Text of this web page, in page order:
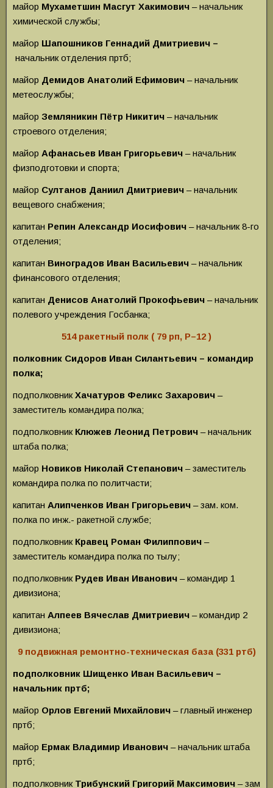
майор Мухаметшин Масгут Хакимович – начальник
химической службы;
майор Шапошников Геннадий Дмитриевич –
начальник отделения пртб;
майор Демидов Анатолий Ефимович – начальник
метеослужбы;
майор Земляникин Пётр Никитич – начальник
строевого отделения;
майор Афанасьев Иван Григорьевич – начальник
физподготовки и спорта;
майор Султанов Даниил Дмитриевич – начальник
вещевого снабжения;
капитан Репин Александр Иосифович – начальник 8-го
отделения;
капитан Виноградов Иван Васильевич – начальник
финансового отделения;
капитан Денисов Анатолий Прокофьевич – начальник
полевого учреждения Госбанка;
514 ракетный полк ( 79 рп, Р–12 )
полковник Сидоров Иван Силантьевич – командир
полка;
подполковник Хачатуров Феликс Захарович –
заместитель командира полка;
подполковник Клюжев Леонид Петрович – начальник
штаба полка;
майор Новиков Николай Степанович – заместитель
командира полка по политчасти;
капитан Алипченков Иван Григорьевич – зам. ком.
полка по инж.- ракетной службе;
подполковник Кравец Роман Филиппович –
заместитель командира полка по тылу;
подполковник Рудев Иван Иванович – командир 1
дивизиона;
капитан Алпеев Вячеслав Дмитриевич – командир 2
дивизиона;
9 подвижная ремонтно-техническая база (331 ртб)
подполковник Шищенко Иван Васильевич –
начальник пртб;
майор Орлов Евгений Михайлович – главный инженер
пртб;
майор Ермак Владимир Иванович – начальник штаба
пртб;
подполковник Трибунский Григорий Максимович – зам